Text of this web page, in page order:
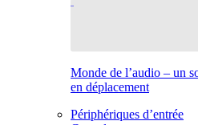
Monde de l’audio – un
en déplacement
Périphériques d’entrée